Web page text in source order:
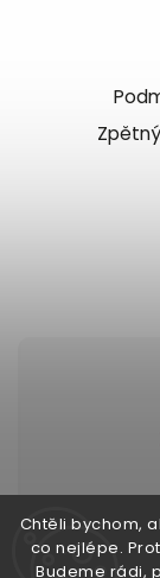
Chtěli bychom,
co nejlépe.
Budeme rádi,